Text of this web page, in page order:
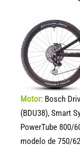
Motor: Bosch
(BDU38), Smart
PowerTube 800/
modelo de 750/